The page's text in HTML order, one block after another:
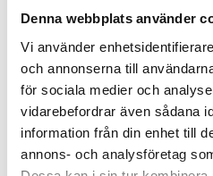
Denna webbplats använder
Vi använder
och annonserna till
för sociala medier och
vidarebefordrar även sådana
information från din enhet till
annons- och analysföretag
Eva Berglöf
Auktoriserad
Laboda Ekonomi AB
Avesta
Telefon